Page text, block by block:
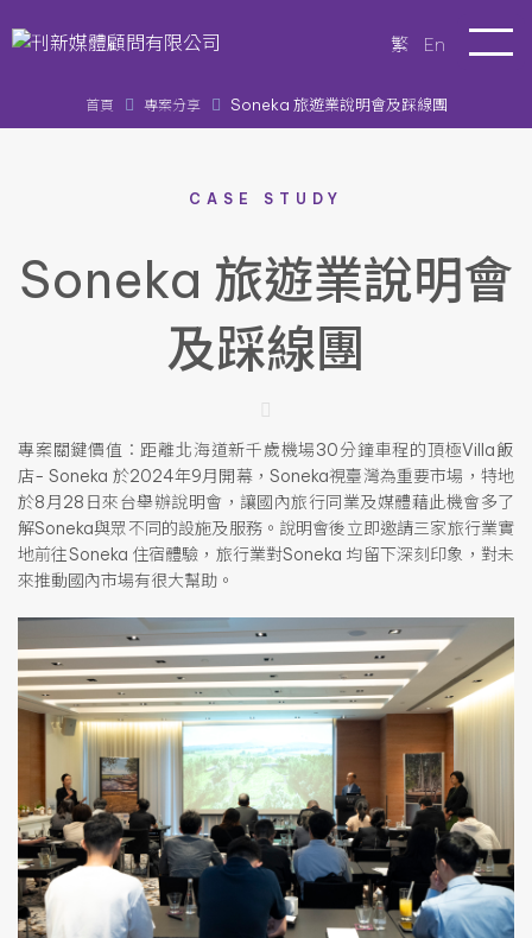
繁 En
首頁 專案分享 Soneka 旅遊業說明會及踩線團
CASE STUDY
Soneka 旅遊業說明會
及踩線團
專案關鍵價值：距離北海道新千歲機場30分鐘車程的頂極Villa飯
店- Soneka 於2024年9月開幕，Soneka視臺灣為重要市場，特地
於8月28日來台舉辦說明會，讓國內旅行同業及媒體藉此機會多了
解Soneka與眾不同的設施及服務。說明會後立即邀請三家旅行業實
地前往Soneka 住宿體驗，旅行業對Soneka 均留下深刻印象，對未
來推動國內市場有很大幫助。